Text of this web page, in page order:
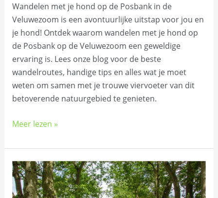
Wandelen met je hond op de Posbank in de
Veluwezoom is een avontuurlijke uitstap voor jou en
je hond! Ontdek waarom wandelen met je hond op
de Posbank op de Veluwezoom een geweldige
ervaring is. Lees onze blog voor de beste
wandelroutes, handige tips en alles wat je moet
weten om samen met je trouwe viervoeter van dit
betoverende natuurgebied te genieten.
Meer lezen »
5x
wandelen
in